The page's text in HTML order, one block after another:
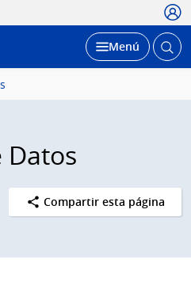
Desplegar
Menú Abrir
Datos
Compartir esta página